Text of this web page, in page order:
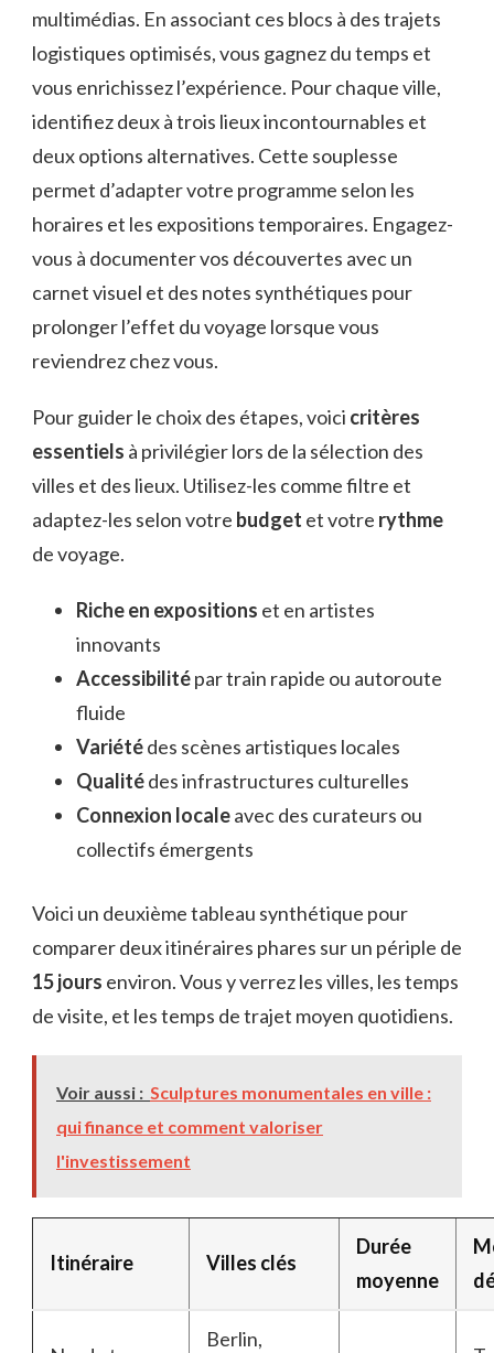
multimédias. En associant ces blocs à des trajets
logistiques optimisés, vous gagnez du temps et
vous enrichissez l’expérience. Pour chaque ville,
identifiez deux à trois lieux incontournables et
deux options alternatives. Cette souplesse
permet d’adapter votre programme selon les
horaires et les expositions temporaires. Engagez-
vous à documenter vos découvertes avec un
carnet visuel et des notes synthétiques pour
prolonger l’effet du voyage lorsque vous
reviendrez chez vous.
Pour guider le choix des étapes, voici critères
essentiels à privilégier lors de la sélection des
villes et des lieux. Utilisez-les comme filtre et
adaptez-les selon votre budget et votre rythme
de voyage.
Riche en expositions et en artistes
innovants
Accessibilitépar train rapide ou autoroute
fluide
Variétédes scènes artistiques locales
Qualitédes infrastructures culturelles
Connexion localeavec des curateurs ou
collectifs émergents
Voici un deuxième tableau synthétique pour
comparer deux itinéraires phares sur un périple de
15 jours environ. Vous y verrez les villes, les temps
de visite, et les temps de trajet moyen quotidiens.
Voir aussi : Sculptures monumentales en ville :
qui finance et comment valoriser
l'investissement
Itinéraire Villes clés
Durée
moyenne
Berlin,